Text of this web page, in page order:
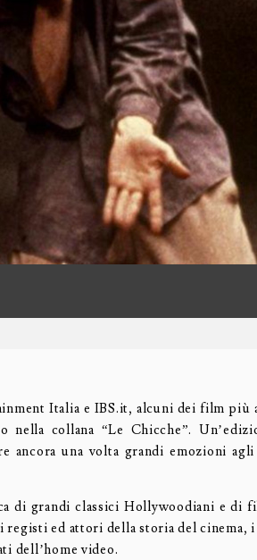
Italia e IBS.it, alcuni dei film più
nella collana “Le Chicche”.
ancora una volta grandi emozioni agli
di grandi classici Hollywoodiani e di
ed attori della storia del cinema,
dell’home video.